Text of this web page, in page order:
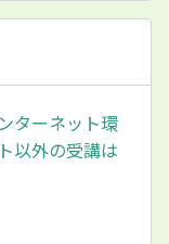
ターネット環
以外の受講は